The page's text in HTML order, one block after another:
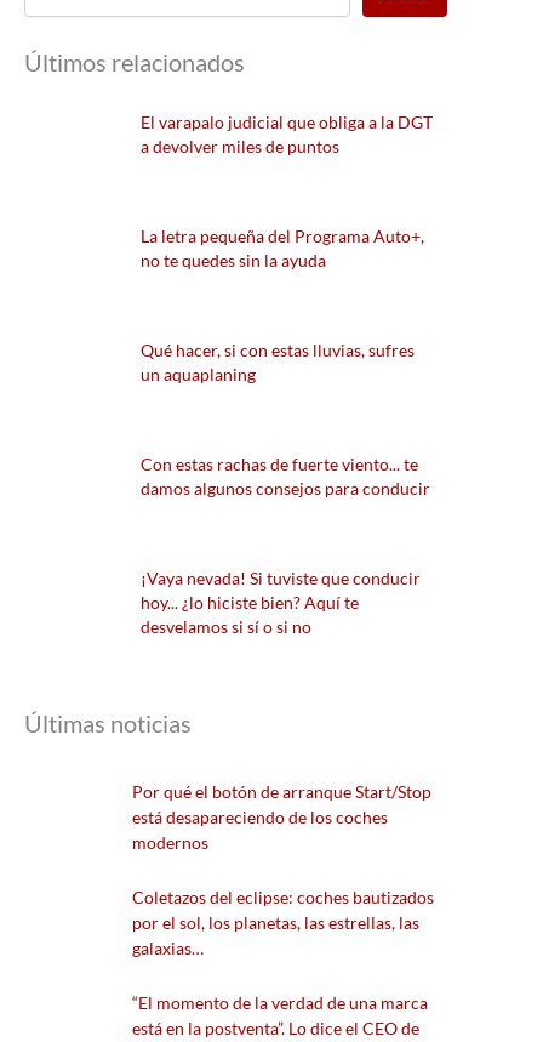
Últimos relacionados
El varapalo judicial que obliga a la DGT
a devolver miles de puntos
La letra pequeña del Programa Auto+,
no te quedes sin la ayuda
Qué hacer, si con estas lluvias, sufres
un aquaplaning
Con estas rachas de fuerte viento... te
damos algunos consejos para conducir
¡Vaya nevada! Si tuviste que conducir
hoy... ¿lo hiciste bien? Aquí te
desvelamos si sí o si no
Últimas noticias
Por qué el botón de arranque Start/Stop
está desapareciendo de los coches
modernos
Coletazos del eclipse: coches bautizados
por el sol, los planetas, las estrellas, las
galaxias…
“El momento de la verdad de una marca
está en la postventa”. Lo dice el CEO de